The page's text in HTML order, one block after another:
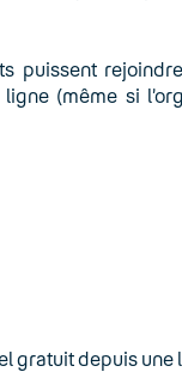
puissent
(même si
gratuit depuis une